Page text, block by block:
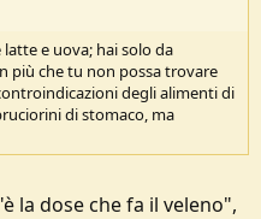
e uova; hai solo da
più che tu non possa trovare
degli alimenti di
di stomaco, ma
la dose che fa il veleno",